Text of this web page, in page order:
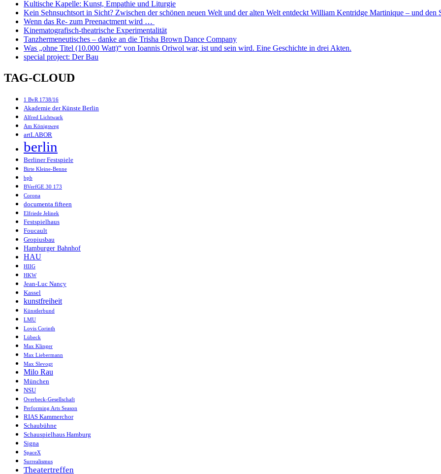
Kultische Kapelle: Kunst, Empathie und Liturgie
Kein Sehnsuchtsort in Sicht? Zwischen der schönen neuen Welt und der alten Welt entdeckt William Kentridge Martinique – und den
Wenn das Re- zum Preenactment wird …
Kinematografisch-theatrische Experimentalität
Tanzhermeneutisches – danke an die Trisha Brown Dance Company
Was „ohne Titel (10.000 Watt)“ von Ioannis Oriwol war, ist und sein wird. Eine Geschichte in drei Akten.
special project: Der Bau
TAG-CLOUD
1 BvR 1738/16
Akademie der Künste Berlin
Alfred Lichtwark
Am Königsweg
artLABOR
berlin
Berliner Festspiele
Birte Kleine-Benne
bpb
BVerfGE 30 173
Corona
documenta fifteen
Elfriede Jelinek
Festspielhaus
Foucault
Gropiusbau
Hamburger Bahnhof
HAU
HIIG
HKW
Jean-Luc Nancy
Kassel
kunstfreiheit
Künstlerbund
LMU
Lovis Corinth
Lübeck
Max Klinger
Max Liebermann
Max Slevogt
Milo Rau
München
NSU
Overbeck-Gesellschaft
Performing Arts Season
RIAS Kammerchor
Schaubühne
Schauspielhaus Hamburg
Signa
SpaceX
Surrealismus
Theatertreffen